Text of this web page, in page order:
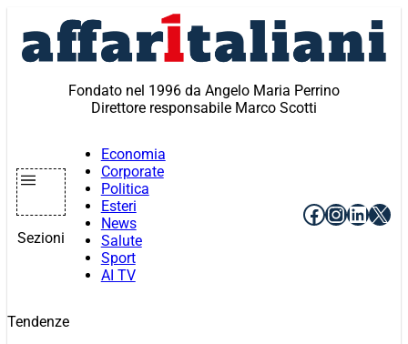
contenuto
Fondato nel 1996 da Angelo Maria Perrino
Direttore responsabile Marco Scotti
Sezioni
Economia
Corporate
Politica
Esteri
News
Salute
Sport
AI TV
Facebook
X
Tendenze